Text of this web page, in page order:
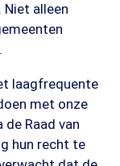
Niet alleen
laagfrequente
met onze
Raad van
hun recht te